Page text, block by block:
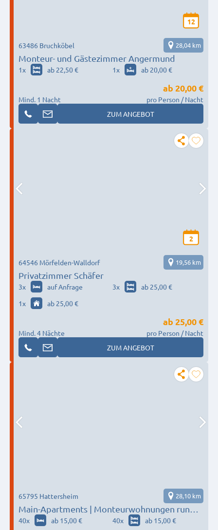
12
Monteur- und Gästezimmer Angermund
63486 Bruchköbel 28,04 km
1x ab 22,50 € 1x ab 20,00 €
Mind. 1 Nacht
ab 20,00 €
pro Person / Nacht
ZUM ANGEBOT
2
Privatzimmer Schäfer
64546 Mörfelden-Walldorf 19,56 km
3x auf Anfrage 3x
ab 25,00 €
1x ab 25,00 €
Mind. 4 Nächte
ab 25,00 €
pro Person / Nacht
ZUM ANGEBOT
Main-Apartments | Monteurwohnungen rund
um Frankfurt / nähe Flughafen
65795 Hattersheim 28,10 km
40x ab 15,00 € 40x
ab 15,00 €